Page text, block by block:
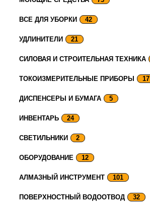
ВСЕ ДЛЯ УБОРКИ 42
УДЛИНИТЕЛИ 21
СИЛОВАЯ И СТРОИТЕЛЬНАЯ ТЕХНИКА
ТОКОИЗМЕРИТЕЛЬНЫЕ ПРИБОРЫ 17
ДИСПЕНСЕРЫ И БУМАГА 5
ИНВЕНТАРЬ 24
СВЕТИЛЬНИКИ 2
ОБОРУДОВАНИЕ 12
АЛМАЗНЫЙ ИНСТРУМЕНТ 101
ПОВЕРХНОСТНЫЙ ВОДООТВОД 32